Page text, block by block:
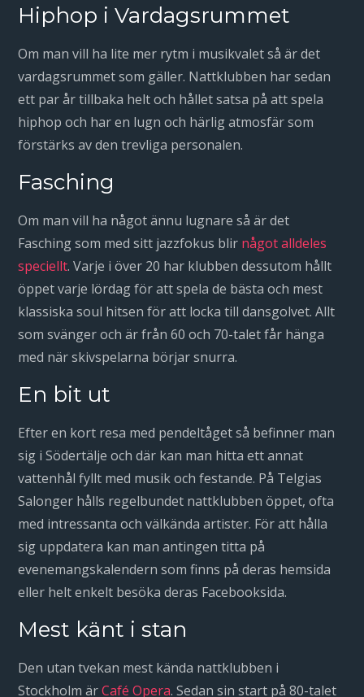
Hiphop i Vardagsrummet
Om man vill ha lite mer rytm i musikvalet så är det
vardagsrummet som gäller. Nattklubben har sedan
ett par år tillbaka helt och hållet satsa på att spela
hiphop och har en lugn och härlig atmosfär som
förstärks av den trevliga personalen.
Fasching
Om man vill ha något ännu lugnare så är det
Fasching som med sitt jazzfokus blir något alldeles
speciellt. Varje i över 20 har klubben dessutom hållt
öppet varje lördag för att spela de bästa och mest
klassiska soul hitsen för att locka till dansgolvet. Allt
som svänger och är från 60 och 70-talet får hänga
med när skivspelarna börjar snurra.
En bit ut
Efter en kort resa med pendeltåget så befinner man
sig i Södertälje och där kan man hitta ett annat
vattenhål fyllt med musik och festande. På Telgias
Salonger hålls regelbundet nattklubben öppet, ofta
med intressanta och välkända artister. För att hålla
sig uppdatera kan man antingen titta på
evenemangskalendern som finns på deras hemsida
eller helt enkelt besöka deras Facebooksida.
Mest känt i stan
Den utan tvekan mest kända nattklubben i
Stockholm ärCafé Opera. Sedan sin start på 80-talet